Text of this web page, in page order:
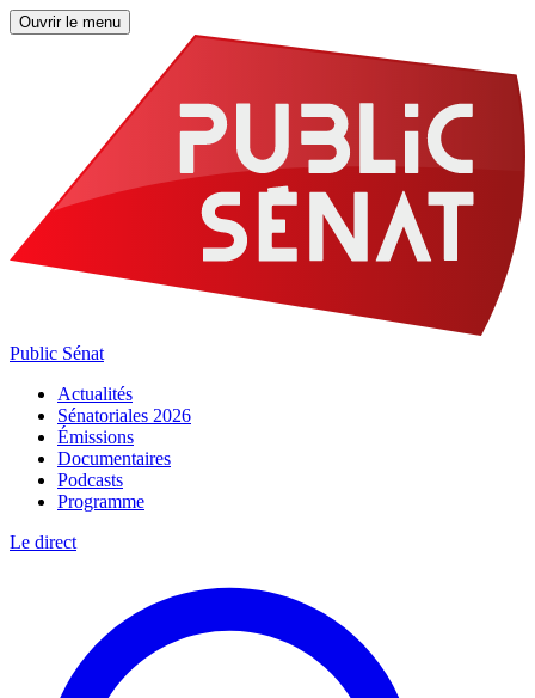
Ouvrir le menu
Public Sénat
Actualités
Sénatoriales 2026
Émissions
Documentaires
Podcasts
Programme
Le direct